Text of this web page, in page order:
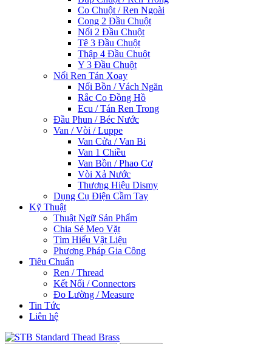
Co Chuột / Ren Ngoài
Cong 2 Đầu Chuột
Nối 2 Đầu Chuột
Tê 3 Đầu Chuột
Thập 4 Đầu Chuột
Y 3 Đầu Chuột
Nối Ren Tán Xoay
Nối Bồn / Vách Ngăn
Rắc Co Đồng Hồ
Ecu / Tán Ren Trong
Đầu Phun / Béc Nước
Van / Vòi / Luppe
Van Cửa / Van Bi
Van 1 Chiều
Van Bồn / Phao Cơ
Vòi Xả Nước
Thương Hiệu Dismy
Dụng Cụ Điện Cầm Tay
Kỹ Thuật
Thuật Ngữ Sản Phẩm
Chia Sẻ Mẹo Vặt
Tìm Hiểu Vật Liệu
Phương Pháp Gia Công
Tiêu Chuẩn
Ren / Thread
Kết Nối / Connectors
Đo Lường / Measure
Tin Tức
Liên hệ